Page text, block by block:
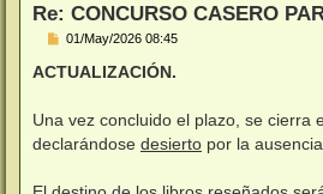
Re: CONCURSO CASERO
M
n
j
e
01/May/2026 08:45
ACTUALIZACIÓN.
Una vez concluido el plazo, se cierra
declarándose desierto por la